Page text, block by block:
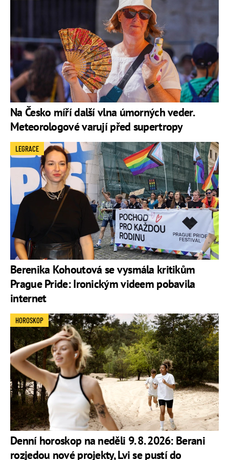
Na Česko míří další vlna úmorných veder.
Meteorologové varují před supertropy
Berenika Kohoutová se vysmála kritikům
Prague Pride: Ironickým videem pobavila
internet
LEGRACE
Denní horoskop na neděli 9. 8. 2026: Berani
rozjedou nové projekty, Lvi se pustí do
HOROSKOP